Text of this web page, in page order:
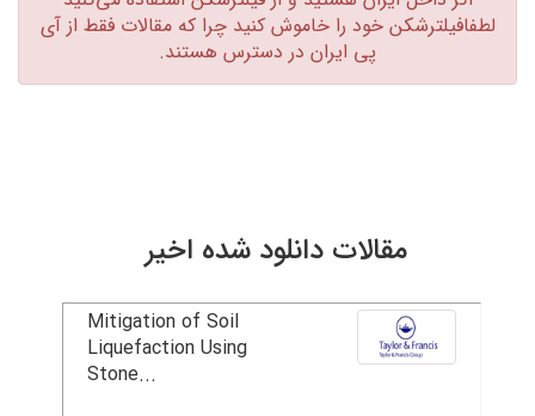
لطفافیلترشکن خود را خاموش کنید چرا که مقالات فقط از آی
پی ایران در دسترس هستند.‏
مقالات دانلود شده اخیر
Mitigation of Soil
Liquefaction Using
Stone...